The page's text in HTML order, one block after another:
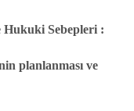
Hukuki Sebepleri :
planlanması ve